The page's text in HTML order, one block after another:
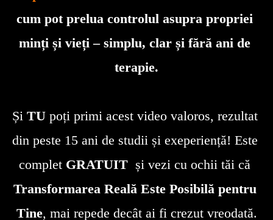
cum pot prelua controlul asupra propriei
minți și vieți – simplu, clar și fără ani de
terapie.
Și TU poți primi acest video valoros, rezultat
din peste 15 ani de studii și exeperiență! Este
complet GRATUIT
  și vezi cu ochii tăi că
Transformarea Reală Este Posibilă pentru
Tine, mai repede decât ai fi crezut vreodată.